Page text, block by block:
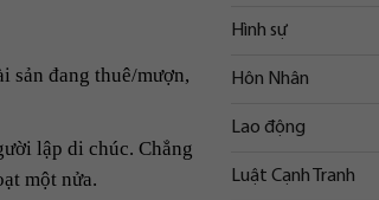
sản đang thuê/mượn,
lập di chúc. Chẳng
một nửa.
Hình sự
Hôn Nhân
Lao động
Luật Cạnh Tranh